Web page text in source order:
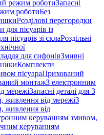
режим роботиЗапасні
роботиБез
Розділові перегородки
для пісуарів із
пісуарів зі склаРоздільні
для сифонівЗмивні
Комплекти
пісуараПрихований
монтажЗ електронним
мережіЗапасні деталі для З
живлення від мережіЗ
живлення від
керуванням змивом,
керуванням